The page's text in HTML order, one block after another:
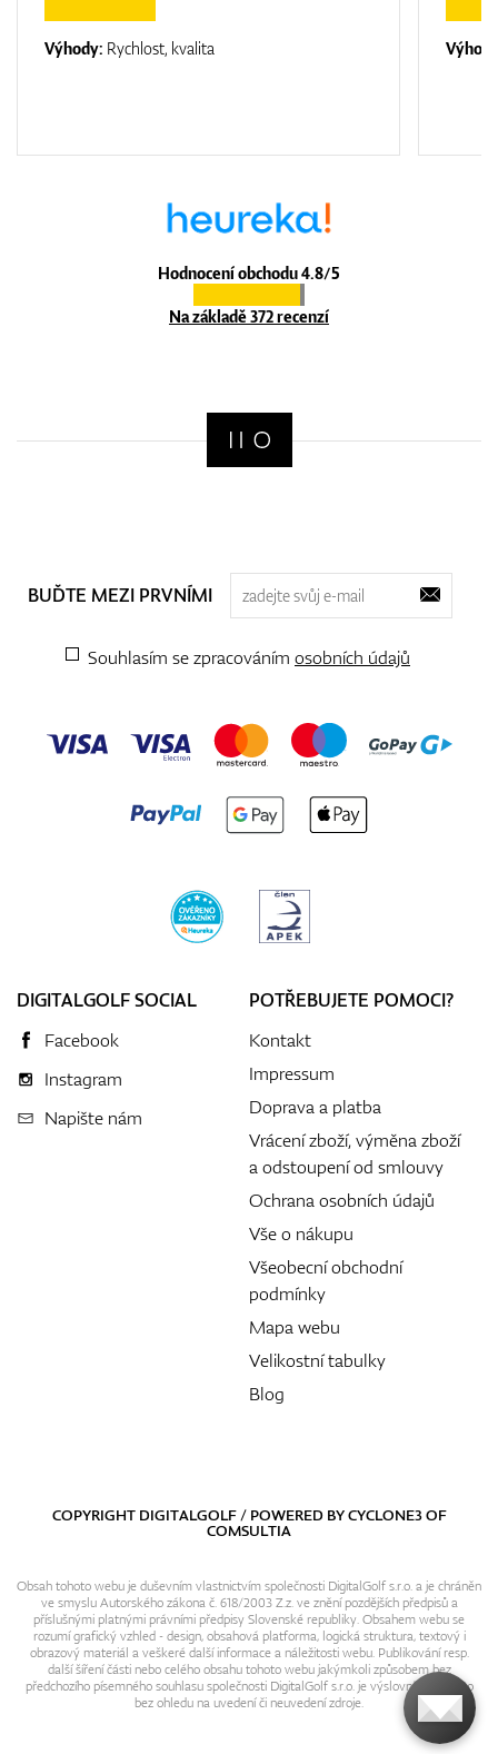
Hodnocení obchodu 4.8/5
Na základě 372 recenzí
Výhody: Rychlost, kvalita
BUĎTE MEZI PRVNÍMI
Souhlasím se zpracováním osobních údajů
DIGITALGOLF SOCIAL
Facebook
Instagram
Napište nám
POTŘEBUJETE POMOCI?
Kontakt
Impressum
Doprava a platba
Vrácení zboží, výměna zboží
a odstoupení od smlouvy
Ochrana osobních údajů
Vše o nákupu
Všeobecní obchodní
podmínky
Mapa webu
Velikostní tabulky
Blog
COPYRIGHT DIGITALGOLF / POWERED BYCYCLONE3OF
COMSULTIA
Obsah tohoto webu je duševním vlastnictvím společnosti DigitalGolf s.r.o. a je chráněn
ve smyslu Autorského zákona č. 618/2003 Z.z. ve znění pozdějších předpisů a
příslušnými platnými právními předpisy Slovenské republiky. Obsahem webu se
rozumí grafický vzhled - design, obsahová platforma, logická struktura, textový i
obrazový materiál a veškeré další informace a náležitosti webu. Publikování resp.
další šíření části nebo celého obsahu tohoto webu jakýmkoli způsobem bez
předchozího písemného souhlasu společnosti DigitalGolf s.r.o. je výslovně zakázáno
bez ohledu na uvedení či neuvedení zdroje.